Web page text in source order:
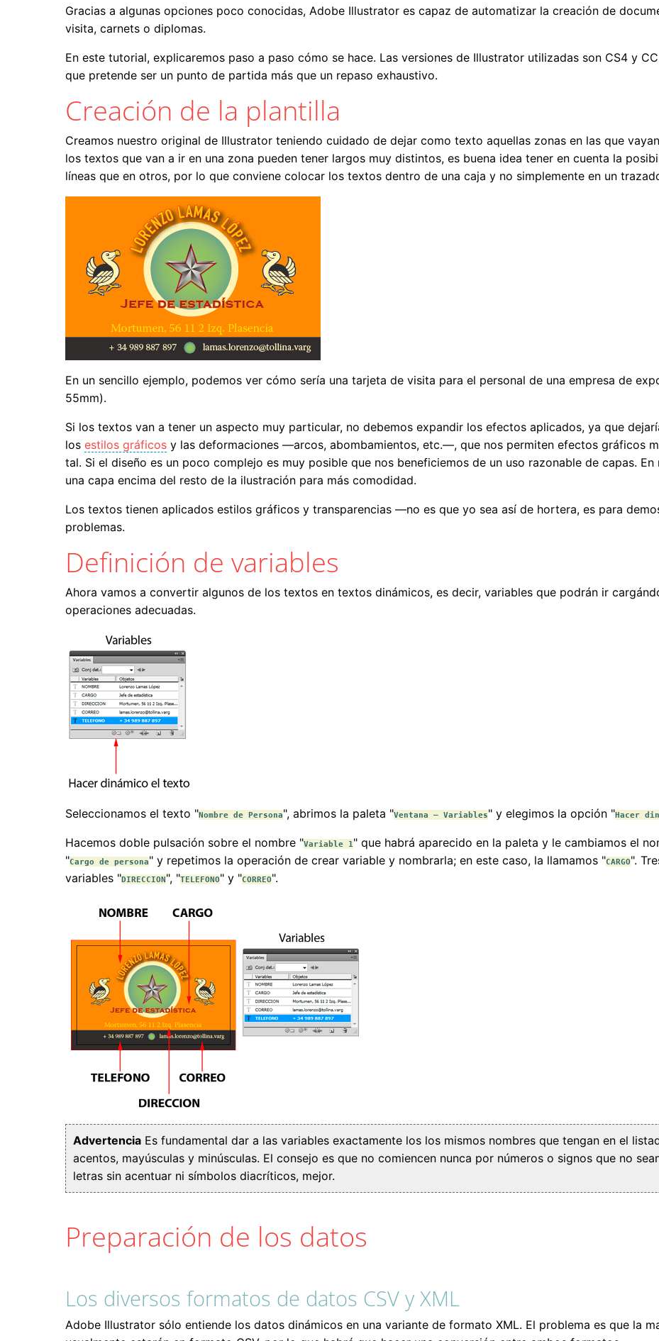
Gracias a algunas opciones poco conocidas, Adobe Illustrator es capaz de automatizar la creación de
visita, carnets o diplomas.
En este tutorial, explicaremos paso a paso cómo se hace. Las versiones de Illustrator utilizadas son CS4 y
que pretende ser un punto de partida más que un repaso exhaustivo.
Creación de la plantilla
Creamos nuestro original de Illustrator teniendo cuidado de dejar como texto aquellas zonas en las que
los textos que van a ir en una zona pueden tener largos muy distintos, es buena idea tener en cuenta la
líneas que en otros, por lo que conviene colocar los textos dentro de una caja y no simplemente en un
En un sencillo ejemplo, podemos ver cómo sería una tarjeta de visita para el personal de una empresa de
55mm).
Si los textos van a tener un aspecto muy particular, no debemos expandir los efectos aplicados, ya que
los estilos gráficos y las deformaciones —arcos, abombamientos, etc.—, que nos permiten efectos gráficos
tal. Si el diseño es un poco complejo es muy posible que nos beneficiemos de un uso razonable de capas.
una capa encima del resto de la ilustración para más comodidad.
Los textos tienen aplicados estilos gráficos y transparencias —no es que yo sea así de hortera, es para
problemas.
Definición de variables
Ahora vamos a convertir algunos de los textos en textos dinámicos, es decir, variables que podrán ir
operaciones adecuadas.
Seleccionamos el texto "Nombre de Persona", abrimos la paleta "Ventana – Variables" y elegimos la opción "Hacer
Hacemos doble pulsación sobre el nombre "Variable 1" que habrá aparecido en la paleta y le cambiamos el
"Cargo de persona" y repetimos la operación de crear variable y nombrarla; en este caso, la llamamos "CARGO".
variables "DIRECCION", "TELEFONO" y "CORREO".
Advertencia Es fundamental dar a las variables exactamente los los mismos nombres que tengan en el
acentos, mayúsculas y minúsculas. El consejo es que no comiencen nunca por números o signos que no
letras sin acentuar ni símbolos diacríticos, mejor.
Preparación de los datos
Los diversos formatos de datos CSV y XML
Adobe Illustrator sólo entiende los datos dinámicos en una variante de formato XML. El problema es que la